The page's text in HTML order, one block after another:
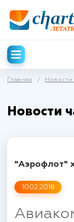
Главная / Новости
Новости
10.02.2016
"Аэрофлот"